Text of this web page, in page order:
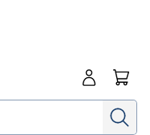
Me